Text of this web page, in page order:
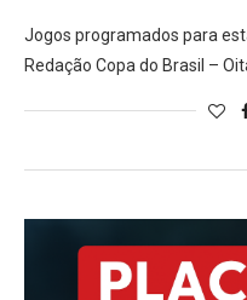
Jogos programados para
Redação Copa do Brasil –